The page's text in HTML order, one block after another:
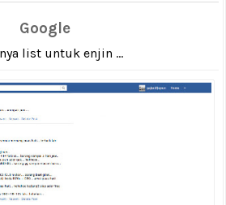
Google
list untuk enjin ...